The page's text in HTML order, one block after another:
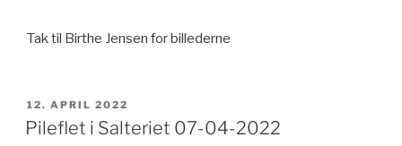
Tak til Birthe Jensen for billederne
UDGIVET
DEN
12. APRIL 2022
Pileflet i Salteriet 07-04-2022